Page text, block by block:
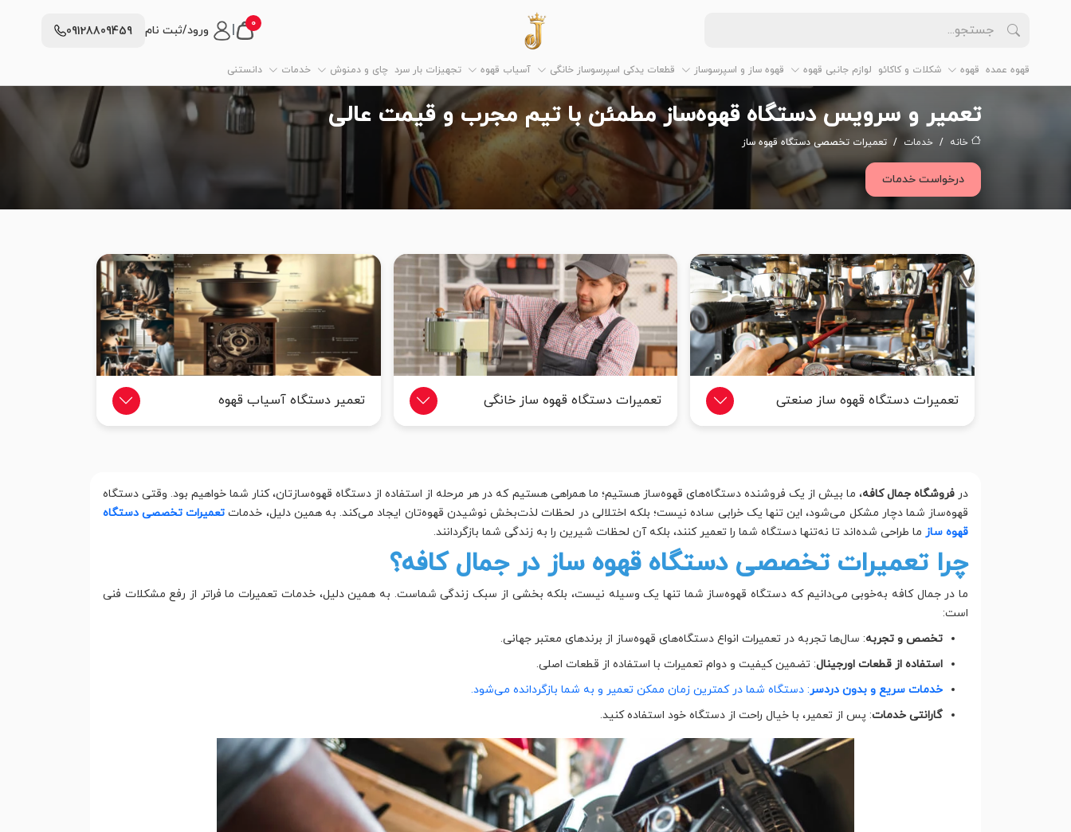
0 ورود/ثبت نام 09128809459
قهوه عمده قهوه شکلات و کاکائو لوازم جانبی قهوه قهوه ساز و اسپرسوساز قطعات یدکی اسپرسوساز خانگی آسیاب قهوه تجهیزات بار سرد چای و دمنوش خدمات دانستنی
تعمیر و سرویس دستگاه قهوه‌ساز مطمئن با تیم مجرب و قیمت عالی
خانه خدمات تعمیرات تخصصی دستگاه قهوه ساز
درخواست خدمات
تعمیرات دستگاه قهوه ساز صنعتی تعمیرات دستگاه قهوه ساز خانگی تعمیر دستگاه آسیاب قهوه
در فروشگاه جمال کافه، ما بیش از یک فروشنده دستگاه‌های قهوه‌ساز هستیم؛ ما همراهی هستیم که در هر مرحله از استفاده از دستگاه قهوه‌سازتان، کنار شما خواهیم بود. وقتی دستگاه
قهوه‌ساز شما دچار مشکل می‌شود، این تنها یک خرابی ساده نیست؛ بلکه اختلالی در لحظات لذت‌بخش نوشیدن قهوه‌تان ایجاد می‌کند. به همین دلیل، خدمات تعمیرات تخصصی دستگاه
قهوه ساز ما طراحی شده‌اند تا نه‌تنها دستگاه شما را تعمیر کنند، بلکه آن لحظات شیرین را به زندگی شما بازگردانند.
چرا تعمیرات تخصصی دستگاه قهوه ساز در جمال کافه؟
ما در جمال کافه به‌خوبی می‌دانیم که دستگاه قهوه‌ساز شما تنها یک وسیله نیست، بلکه بخشی از سبک زندگی شماست. به همین دلیل، خدمات تعمیرات ما فراتر از رفع مشکلات فنی
است:
تخصص و تجربه: سال‌ها تجربه در تعمیرات انواع دستگاه‌های قهوه‌ساز از برندهای معتبر جهانی.
استفاده از قطعات اورجینال: تضمین کیفیت و دوام تعمیرات با استفاده از قطعات اصلی.
خدمات سریع و بدون دردسر : دستگاه شما در کمترین زمان ممکن تعمیر و به شما بازگردانده می‌شود.
گارانتی خدمات: پس از تعمیر، با خیال راحت از دستگاه خود استفاده کنید.